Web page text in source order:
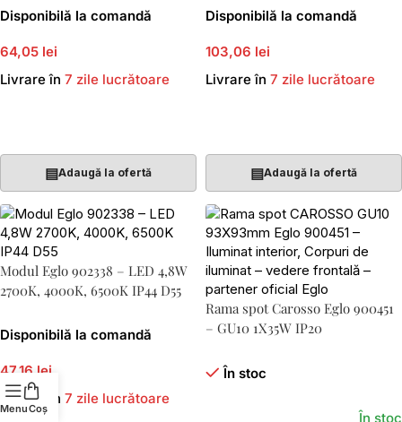
Disponibilă la comandă
64,05 lei
Livrare în 7 zile lucrătoare
▤Adaugă la ofertă
Disponibilă la comandă
103,06 lei
Livrare în 7 zile lucrătoare
▤Adaugă la ofertă
Modul Eglo 902338 – LED 4,8W
2700K, 4000K, 6500K IP44 D55
Disponibilă la comandă
47,16 lei
Livrare în 7 zile lucrătoare
Rama spot Carosso Eglo 900451
– GU10 1X35W IP20
În stoc
În stoc
MenuCoș